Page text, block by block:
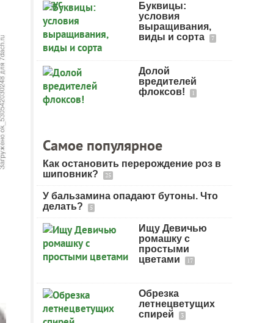
Буквицы:
условия
выращивания,
виды и сорта
7
Долой
вредителей
флоксов!
1
Самое популярное
Как остановить перерождение роз в
шиповник?
25
У бальзамина опадают бутоны. Что
делать?
5
Ищу Девичью
ромашку с
простыми
цветами
17
Обрезка
летнецветущих
спирей
3